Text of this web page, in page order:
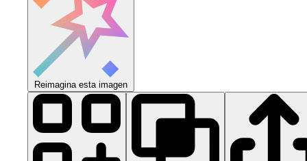
Reimagina esta imagen